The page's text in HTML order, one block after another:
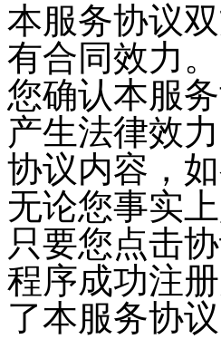
本服务协议
有合同效力。
您确认本服
产生法律效
协议内容，
无论您事实
只要您点击
程序成功注
了本服务协议